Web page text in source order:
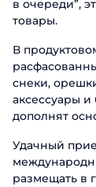
в очереди”,
товары.
В
снеки,
аксессуары
дополнят
Удачный
размещать в